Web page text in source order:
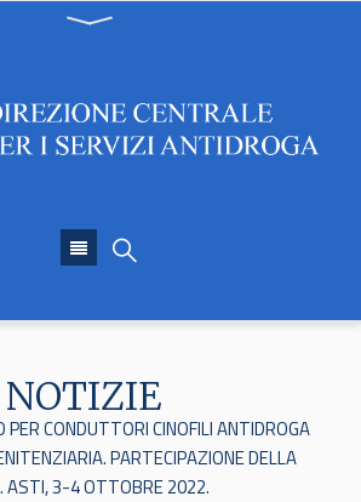
NOTIZIE
PER CONDUTTORI CINOFILI ANTIDROGA
PARTECIPAZIONE DELLA
ASTI, 3-4 OTTOBRE 2022.